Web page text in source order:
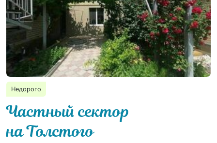
Недорого
Частный сектор
на Толстого